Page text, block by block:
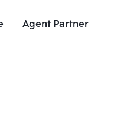
Agent Partner
Unit Details